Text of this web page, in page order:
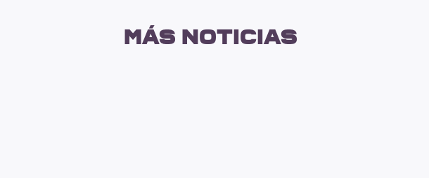
más noticias